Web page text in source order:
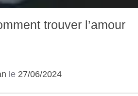
trouver l’amour
le 27/06/2024